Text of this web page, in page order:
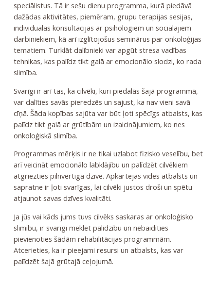
speciālistus. Tā ir sešu dienu programma, kurā piedāvā
dažādas aktivitātes, piemēram, grupu terapijas sesijas,
individuālas konsultācijas ar psihologiem un sociālajiem
darbiniekiem, kā arī izglītojošus seminārus par onkoloģijas
tematiem. Turklāt dalībnieki var apgūt stresa vadības
tehnikas, kas palīdz tikt galā ar emocionālo slodzi, ko rada
slimība.
Svarīgi ir arī tas, ka cilvēki, kuri piedalās šajā programmā,
var dalīties savās pieredzēs un sajust, ka nav vieni savā
cīņā. Šāda kopības sajūta var būt ļoti spēcīgs atbalsts, kas
palīdz tikt galā ar grūtībām un izaicinājumiem, ko nes
onkoloģiskā slimība.
Programmas mērķis ir ne tikai uzlabot fizisko veselību, bet
arī veicināt emocionālo labklājību un palīdzēt cilvēkiem
atgriezties pilnvērtīgā dzīvē. Apkārtējās vides atbalsts un
sapratne ir ļoti svarīgas, lai cilvēki justos droši un spētu
atjaunot savas dzīves kvalitāti.
Ja jūs vai kāds jums tuvs cilvēks saskaras ar onkoloģisko
slimību, ir svarīgi meklēt palīdzību un nebaidīties
pievienoties šādām rehabilitācijas programmām.
Atcerieties, ka ir pieejami resursi un atbalsts, kas var
palīdzēt šajā grūtajā ceļojumā.